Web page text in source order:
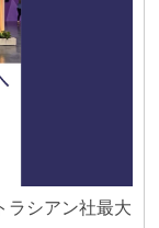
ラシアン社最大